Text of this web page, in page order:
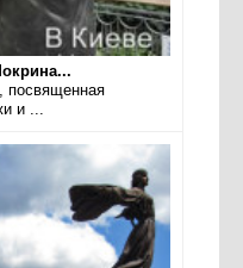
посвященная
и ...